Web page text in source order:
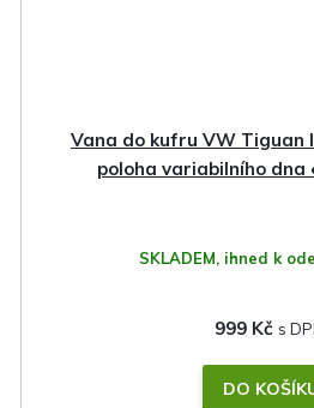
Vana do kufru VW Tiguan
poloha variabilního dna
SKLADEM, ihned k
999 Kč
DO